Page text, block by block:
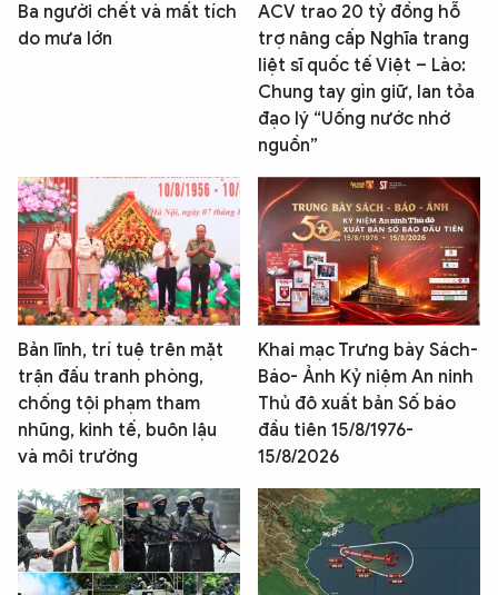
Ba người chết và mất tích
do mưa lớn
ACV trao 20 tỷ đồng hỗ
trợ nâng cấp Nghĩa trang
liệt sĩ quốc tế Việt – Lào:
Chung tay gìn giữ, lan tỏa
đạo lý “Uống nước nhớ
nguồn”
Bản lĩnh, trí tuệ trên mặt
trận đấu tranh phòng,
chống tội phạm tham
nhũng, kinh tế, buôn lậu
và môi trường
Khai mạc Trưng bày Sách-
Báo- Ảnh Kỷ niệm An ninh
Thủ đô xuất bản Số báo
đầu tiên 15/8/1976-
15/8/2026